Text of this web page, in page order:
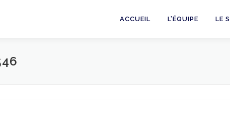
ACCUEIL L’ÉQUIPE LE